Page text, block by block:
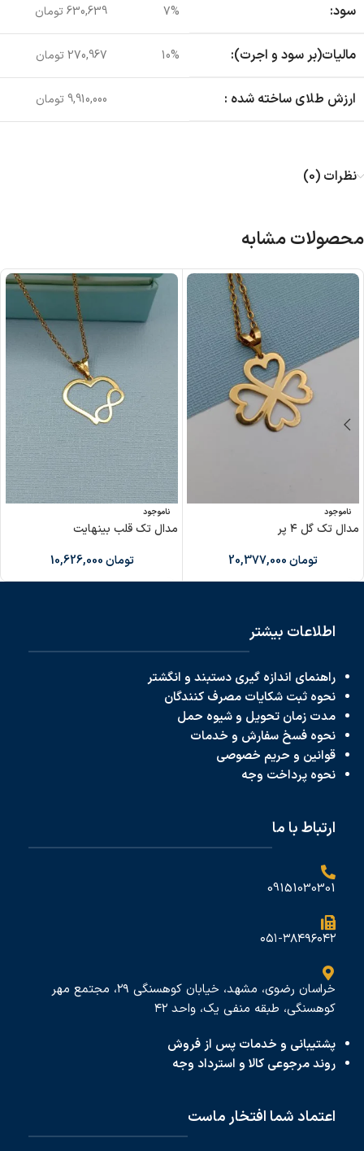
سود: 7% 630,639 تومان
مالیات(بر سود و اجرت): 10% 270,967 تومان
ارزش طلای ساخته شده : 9,910,000 تومان
نظرات (0)
محصولات مشابه
ناموجود
مدال تک گل ۴ پر
تومان
ناموجود
مدال تک قلب بینهایت
تومان
اطلاعات بیشتر
راهنمای اندازه گیری دستبند و انگشتر
نحوه ثبت شکایات مصرف کنندگان
مدت زمان تحویل و شیوه حمل
نحوه فسخ سفارش و خدمات
قوانین و حریم خصوصی
نحوه پرداخت وجه
ارتباط با ما
09151030301
۰۵۱-۳۸۴۹۶۰۴۲
خراسان رضوی، مشهد، خیابان کوهسنگی ۲۹، مجتمع مهر
کوهسنگی، طبقه منفی یک، واحد ۴۲
پشتیبانی و خدمات پس از فروش
روند مرجوعی کالا و استرداد وجه
اعتماد شما افتخار ماست